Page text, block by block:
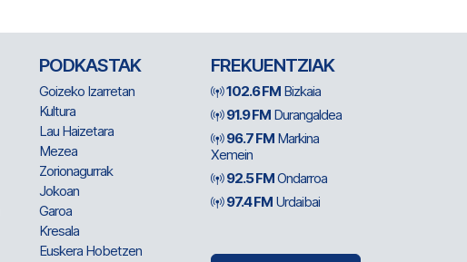
PODKASTAK
Goizeko Izarretan
Kultura
Lau Haizetara
Mezea
Zorionagurrak
Jokoan
Garoa
Kresala
Euskera Hobetzen
FREKUENTZIAK
102.6 FM Bizkaia
91.9 FM Durangaldea
96.7 FM Markina
Xemein
92.5 FMOndarroa
97.4 FM Urdaibai